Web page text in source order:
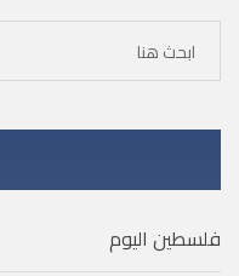
فلسطين اليوم